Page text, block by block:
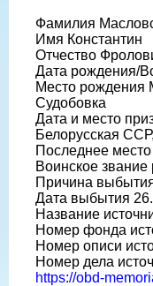
Фамилия
Имя Константин
Отчество
Дата рождения/
Место рождения
Судобовка
Дата и место
Белорусская
Последнее
Воинское звание
Причина
Дата выбытия
Название
Номер фонда
Номер описи
Номер дела
https://obd-